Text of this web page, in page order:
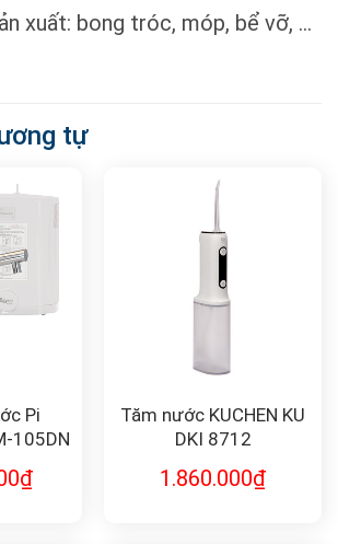
xuất: bong tróc, móp, bể vỡ, …
tự
Pi
105DN
₫
Tăm nước KUCHEN KU
DKI 8712
1.860.000₫